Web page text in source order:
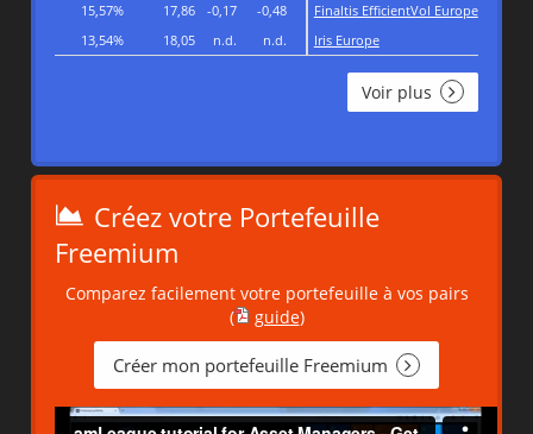
Finaltis EfficientVol Europe
12,63% 12,21 -0,37
0,51
Iris Europe
11,89% 16,03
Voir plus
Créez votre Portefeuille
Freemium
Comparez facilement votre portefeuille à vos pairs
(
guide)
Créer mon portefeuille Freemium